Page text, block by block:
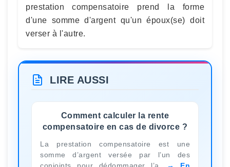
prestation compensatoire prend la forme
d'une somme d'argent qu'un époux(se) doit
verser à l'autre.
LIRE AUSSI
Comment calculer la rente
compensatoire en cas de divorce ?
La prestation compensatoire est une
somme d’argent versée par l’un des